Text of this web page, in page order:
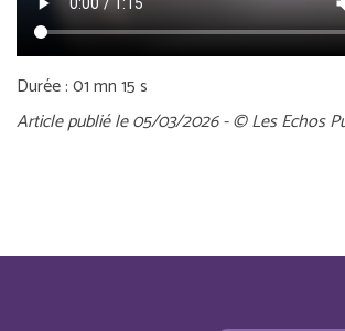
Durée : 01 mn 15 s
Article publié le 05/03/2026 - © Les Echos